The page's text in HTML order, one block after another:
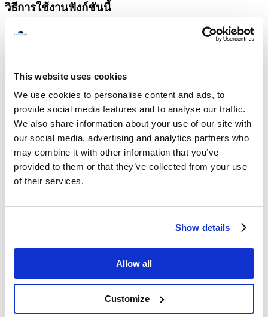
This website uses cookies
We use cookies to personalise content and ads, to
provide social media features and to analyse our traffic.
We also share information about your use of our site with
our social media, advertising and analytics partners who
may combine it with other information that you’ve
provided to them or that they’ve collected from your use
of their services.
Show details
Allow all
Customize
วิธีการใช้งานฟังก์ชันนี้
สำหรับผู้ดูแลระบบ
สามารถตั้งค่าฟังก์ชันนี้ได้ผ่าน
– ไปที่ “G Suite” และเลือกที่ ”ไดรฟ์และเอกสาร”
– ให้คลิกที่ “ฟีเจอร์และแอปพลิเคชัน”
– ผู้ดูแลระบบสามารถ เปิด/ปิด ฟังก์ชันได้ใน “แสดงคำ
แนะนำใน Google Chrome”